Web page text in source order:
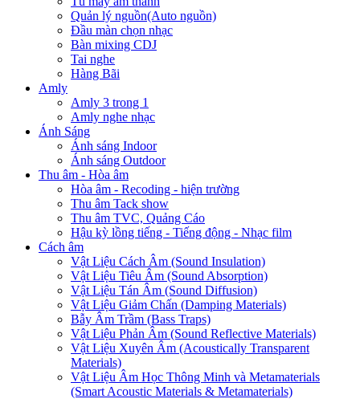
Quản lý nguồn(Auto nguồn)
Đầu màn chọn nhạc
Bàn mixing CDJ
Tai nghe
Hàng Bãi
Amly
Amly 3 trong 1
Amly nghe nhạc
Ánh Sáng
Ánh sáng Indoor
Ánh sáng Outdoor
Thu âm - Hòa âm
Hòa âm - Recoding - hiện trường
Thu âm Tack show
Thu âm TVC, Quảng Cáo
Hậu kỳ lồng tiếng - Tiếng động - Nhạc film
Cách âm
Vật Liệu Cách Âm (Sound Insulation)
Vật Liệu Tiêu Âm (Sound Absorption)
Vật Liệu Tán Âm (Sound Diffusion)
Vật Liệu Giảm Chấn (Damping Materials)
Bẫy Âm Trầm (Bass Traps)
Vật Liệu Phản Âm (Sound Reflective Materials)
Vật Liệu Xuyên Âm (Acoustically Transparent
Materials)
Vật Liệu Âm Học Thông Minh và Metamaterials
(Smart Acoustic Materials & Metamaterials)